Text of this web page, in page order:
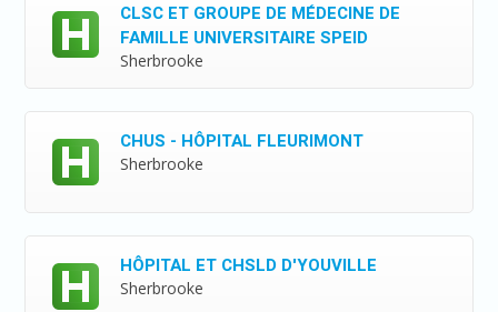
CLSC ET GROUPE DE MÉDECINE DE
FAMILLE UNIVERSITAIRE SPEID
Sherbrooke
CHUS - HÔPITAL FLEURIMONT
Sherbrooke
HÔPITAL ET CHSLD D'YOUVILLE
Sherbrooke